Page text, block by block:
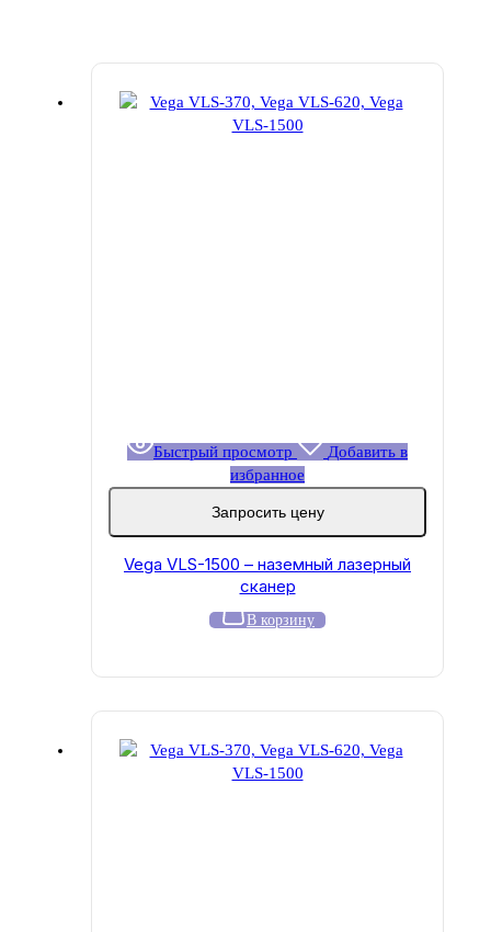
Быстрый просмотр
Добавить в
избранное
Запросить цену
Vega VLS-1500 – наземный лазерный
сканер
В корзину